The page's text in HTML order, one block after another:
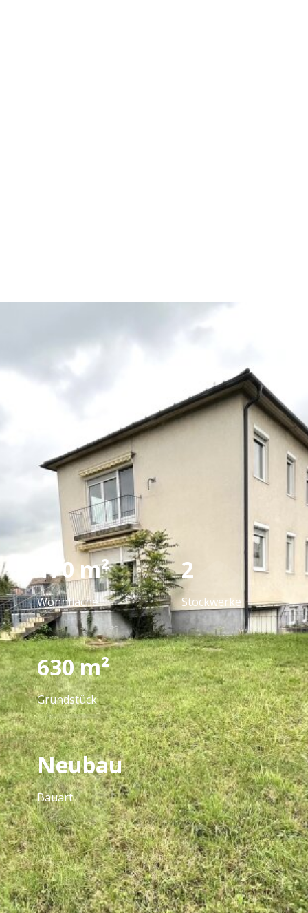
Referenz
Diese Immobilie konnten wir bereits
170 m²
Wohnfläche
2
Stockwerke
630m²
Grundstück
Neubau
Bauart
Ausstattung